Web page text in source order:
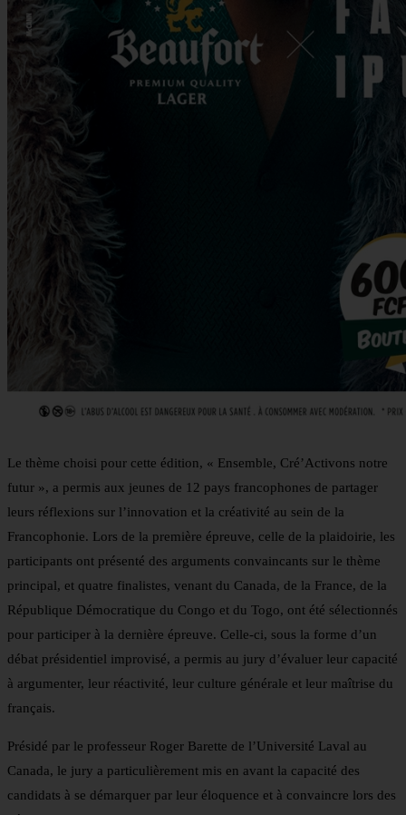
Le thème choisi pour cette édition, « Ensemble, Cré’Activons notre
futur », a permis aux jeunes de 12 pays francophones de partager
leurs réflexions sur l’innovation et la créativité au sein de la
Francophonie. Lors de la première épreuve, celle de la plaidoirie, les
participants ont présenté des arguments convaincants sur le thème
principal, et quatre finalistes, venant du Canada, de la France, de la
République Démocratique du Congo et du Togo, ont été sélectionnés
pour participer à la dernière épreuve. Celle-ci, sous la forme d’un
débat présidentiel improvisé, a permis au jury d’évaluer leur capacité
à argumenter, leur réactivité, leur culture générale et leur maîtrise du
français.
Présidé par le professeur Roger Barette de l’Université Laval au
Canada, le jury a particulièrement mis en avant la capacité des
candidats à se démarquer par leur éloquence et à convaincre lors des